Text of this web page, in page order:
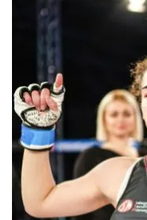
Ιωάννη
με την υποστήριξη
Sejoy Hellas.
Οι
του
Club
ολοκλήρωσαν με